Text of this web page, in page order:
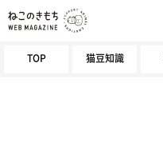
TOP 猫豆知識